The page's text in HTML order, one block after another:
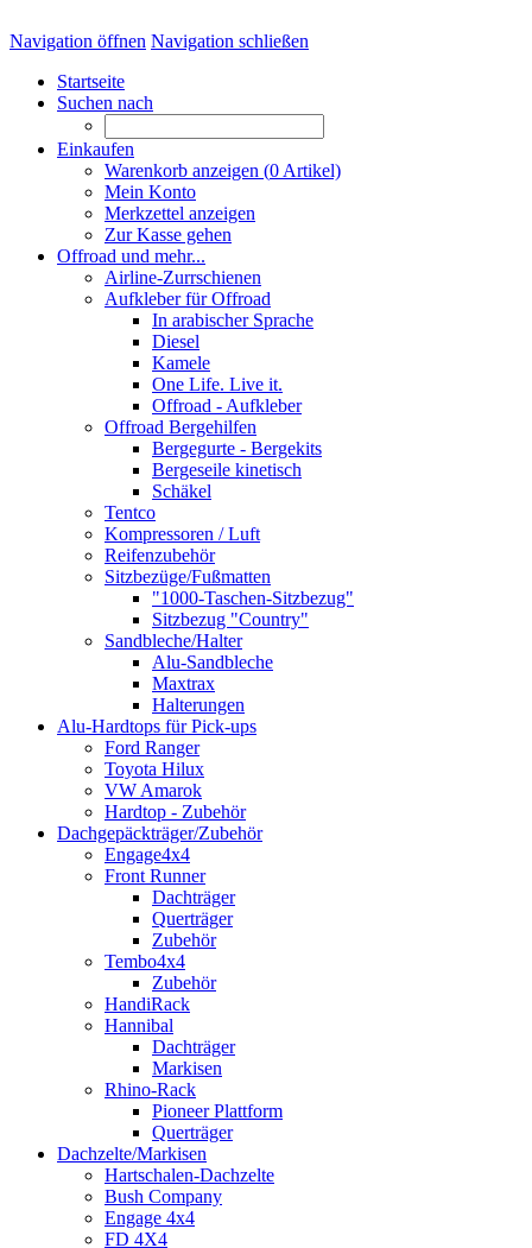
Navigation öffnen Navigation schließen
Startseite
Suchen nach
Einkaufen
Warenkorb anzeigen (0 Artikel)
Mein Konto
Merkzettel anzeigen
Zur Kasse gehen
Offroad und mehr...
Airline-Zurrschienen
Aufkleber für Offroad
In arabischer Sprache
Diesel
Kamele
One Life. Live it.
Offroad - Aufkleber
Offroad Bergehilfen
Bergegurte - Bergekits
Bergeseile kinetisch
Schäkel
Tentco
Kompressoren / Luft
Reifenzubehör
Sitzbezüge/Fußmatten
"1000-Taschen-Sitzbezug"
Sitzbezug "Country"
Sandbleche/Halter
Alu-Sandbleche
Maxtrax
Halterungen
Alu-Hardtops für Pick-ups
Ford Ranger
Toyota Hilux
VW Amarok
Hardtop - Zubehör
Dachgepäckträger/Zubehör
Engage4x4
Front Runner
Dachträger
Querträger
Zubehör
Tembo4x4
Zubehör
HandiRack
Hannibal
Dachträger
Markisen
Rhino-Rack
Pioneer Plattform
Querträger
Dachzelte/Markisen
Hartschalen-Dachzelte
Bush Company
Engage 4x4
FD 4X4